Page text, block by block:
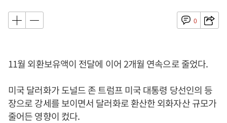
0
11월 외환보유액이 전달에 이어 2개월 연속으로 줄었다.
미국 달러화가 도널드 존 트럼프 미국 대통령 당선인의 등
장으로 강세를 보이면서 달러화로 환산한 외화자산 규모가
줄어든 영향이 컸다.